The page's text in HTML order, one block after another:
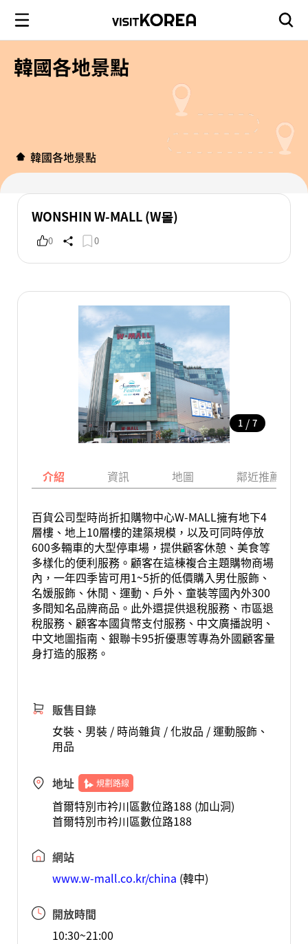
韓國各地景點
韓國各地景點
WONSHIN W-MALL (W몰)
0 0
1 / 7
介紹 資訊 地圖 鄰近推薦景點
百貨公司型時尚折扣購物中心W-MALL擁有地下4
層樓、地上10層樓的建築規模，以及可同時停放
600多輛車的大型停車場，提供顧客休憩、美食等
多樣化的便利服務。顧客在這棟複合主題購物商場
內，一年四季皆可用1~5折的低價購入男仕服飾、
名媛服飾、休閒、運動、戶外、童裝等國內外300
多間知名品牌商品。此外還提供退稅服務、市區退
稅服務、顧客本國貨幣支付服務、中文廣播說明、
中文地圖指南、銀聯卡95折優惠等專為外國顧客量
身打造的服務。
販售目錄
女裝、男裝 / 時尚雜貨 / 化妝品 / 運動服飾、
用品
地址 規劃路線
首爾特別市衿川區數位路188 (加山洞)
首爾特別市衿川區數位路188
網站
www.w-mall.co.kr/china (韓中)
開放時間
10:30~21:00